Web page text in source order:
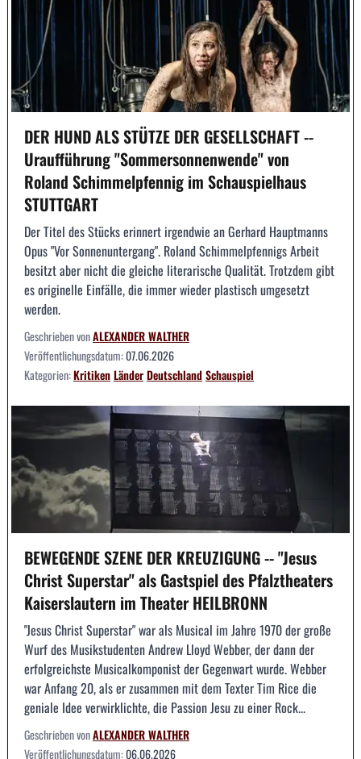
DER HUND ALS STÜTZE DER GESELLSCHAFT --
Uraufführung "Sommersonnenwende" von
Roland Schimmelpfennig im Schauspielhaus
STUTTGART
Der Titel des Stücks erinnert irgendwie an Gerhard Hauptmanns
Opus "Vor Sonnenuntergang". Roland Schimmelpfennigs Arbeit
besitzt aber nicht die gleiche literarische Qualität. Trotzdem gibt
es originelle Einfälle, die immer wieder plastisch umgesetzt
werden.
Geschrieben vonALEXANDER WALTHER
Veröffentlichungsdatum:07.06.2026
Kategorien:KritikenLänderDeutschlandSchauspiel
BEWEGENDE SZENE DER KREUZIGUNG -- "Jesus
Christ Superstar" als Gastspiel des Pfalztheaters
Kaiserslautern im Theater HEILBRONN
"Jesus Christ Superstar" war als Musical im Jahre 1970 der große
Wurf des Musikstudenten Andrew Lloyd Webber, der dann der
erfolgreichste Musicalkomponist der Gegenwart wurde. Webber
war Anfang 20, als er zusammen mit dem Texter Tim Rice die
geniale Idee verwirklichte, die Passion Jesu zu einer Rock...
Geschrieben vonALEXANDER WALTHER
Veröffentlichungsdatum:06.06.2026